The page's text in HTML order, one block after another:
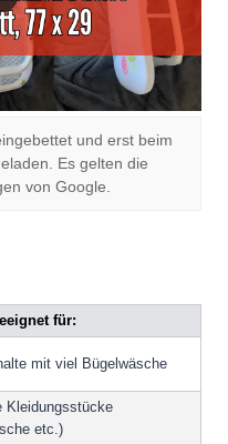
und erst beim
Es gelten die
von Google.
für:
mit viel Bügelwäsche
Kleidungsstücke
etc.)